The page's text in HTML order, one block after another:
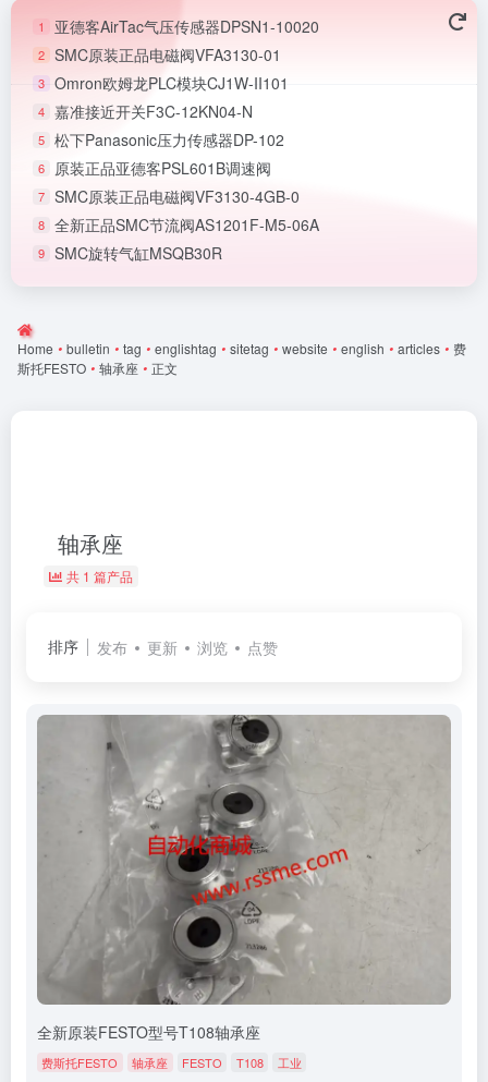
1 亚德客AirTac气压传感器DPSN1-10020
2 SMC原装正品电磁阀VFA3130-01
3 Omron欧姆龙PLC模块CJ1W-II101
4 嘉准接近开关F3C-12KN04-N
5 松下Panasonic压力传感器DP-102
6 原装正品亚德客PSL601B调速阀
7 SMC原装正品电磁阀VF3130-4GB-0
8 全新正品SMC节流阀AS1201F-M5-06A
9 SMC旋转气缸MSQB30R
Home • bulletin • tag • englishtag • sitetag • website • english • articles • 费
斯托FESTO • 轴承座 • 正文
轴承座
共 1 篇产品
排序 发布 更新 浏览 点赞
全新原装FESTO型号T108轴承座
费斯托FESTO 轴承座 FESTO T108 工业